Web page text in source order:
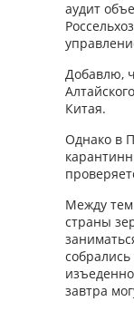
аудит
Добавлю,
Китая.
Однако в
Между тем
страны
завтра